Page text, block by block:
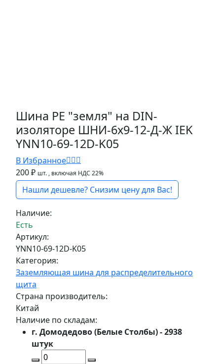
Шина PE "земля" на DIN-
изоляторе ШНИ-6х9-12-Д-Ж IEK
YNN10-69-12D-K05
В Избранное
200 ₽ шт. , включая НДС 22%
Нашли дешевле? Снизим цену для Вас!
Наличие:
Есть
Артикул:
YNN10-69-12D-K05
Категория:
Заземляющая шина для распределительного
щита
Страна производитель:
Китай
Наличие по складам:
г. Домодедово (Белые Столбы) - 2938
штук